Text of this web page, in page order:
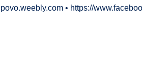
• https://